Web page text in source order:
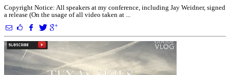
Copyright Notice: All speakers at my conference, including Jay Weidner, signed
a release (On the usage of all video taken at ...